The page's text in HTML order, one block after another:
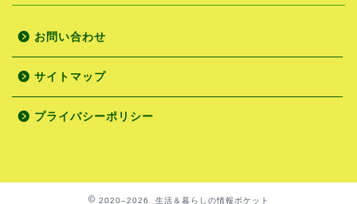
お問い合わせ
サイトマップ
プライバシーポリシー
2020–2026 生活＆暮らしの情報ポケット